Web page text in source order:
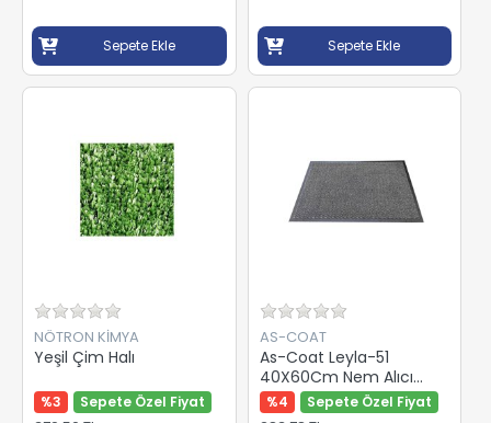
Sepete Ekle Sepete Ekle
NÖTRON KİMYA
Yeşil Çim Halı
%3 Sepete Özel Fiyat
AS-COAT
As-Coat Leyla-51
40X60Cm Nem Alıcı
Paspas Gri
%4 Sepete Özel Fiyat